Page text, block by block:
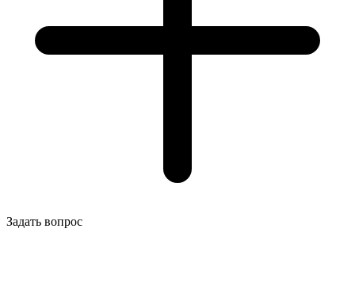
Задать вопрос